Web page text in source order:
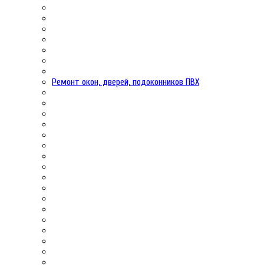
Ремонт окон, дверей, подоконников ПВХ